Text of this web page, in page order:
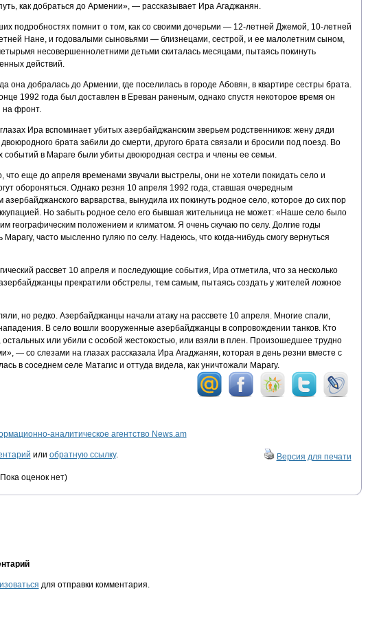
как добраться до Армении», — рассказывает Ира Агаджанян.
подробностях помнит о том, как со своими дочерьми — 12-летней Джемой, 10-летней
Нане, и годовалыми сыновьями — близнецами, сестрой, и ее малолетним сыном,
несовершеннолетними детьми скиталась месяцами, пытаясь покинуть
действий.
она добралась до Армении, где поселилась в городе Абовян, в квартире сестры брата.
1992 года был доставлен в Ереван раненым, однако спустя некоторое время он
на фронт.
Ира вспоминает убитых азербайджанским зверьем родственников: жену дяди
двоюродного брата забили до смерти, другого брата связали и бросили под поезд. Во
событий в Мараге были убиты двоюродная сестра и члены ее семьи.
что еще до апреля временами звучали выстрелы, они не хотели покидать село и
обороняться. Однако резня 10 апреля 1992 года, ставшая очередным
азербайджанского варварства, вынудила их покинуть родное село, которое до сих пор
Но забыть родное село его бывшая жительница не может: «Наше село было
географическим положением и климатом. Я очень скучаю по селу. Долгие годы
Марагу, часто мысленно гуляю по селу. Надеюсь, что когда-нибудь смогу вернуться
рассвет 10 апреля и последующие события, Ира отметила, что за несколько
прекратили обстрелы, тем самым, пытаясь создать у жителей ложное
но редко. Азербайджанцы начали атаку на рассвете 10 апреля. Многие спали,
В село вошли вооруженные азербайджанцы в сопровождении танков. Кто
или убили с особой жестокостью, или взяли в плен. Произошедшее трудно
— со слезами на глазах рассказала Ира Агаджанян, которая в день резни вместе с
в соседнем селе Матагис и оттуда видела, как уничтожали Марагу.
аналитическое агентство News.am
или обратную ссылку. Версия для печати
оценок нет)
для отправки комментария.